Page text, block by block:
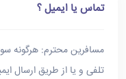
تماس یا ایمیل ؟
مسافرین محترم: هرگونه
تلفی و یا از طریق ارسال